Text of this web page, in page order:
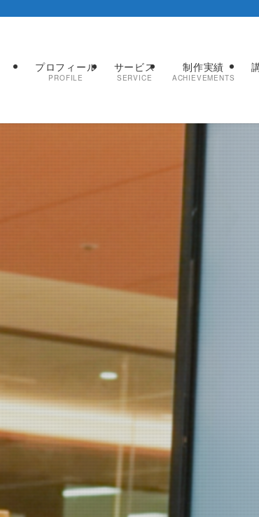
プロフィール
PROFILE
サービス
SERVICE
制作実績
ACHIEVEMENTS